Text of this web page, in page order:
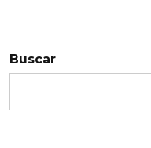
Buscar